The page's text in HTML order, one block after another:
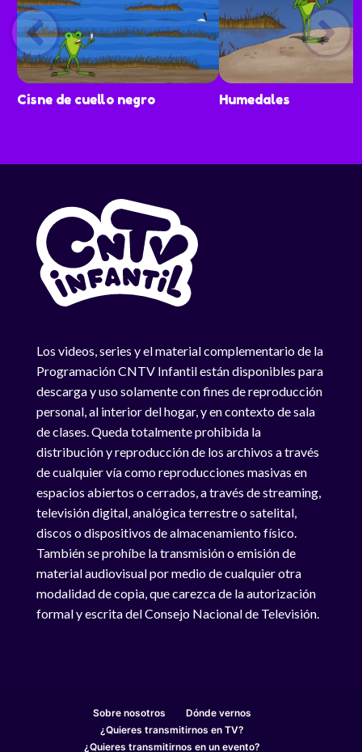
Cisne de cuello negro Humedales
Los videos, series y el material complementario de la
Programación CNTV Infantil están disponibles para
descarga y uso solamente con fines de reproducción
personal, al interior del hogar, y en contexto de sala
de clases. Queda totalmente prohibida la
distribución y reproducción de los archivos a través
de cualquier vía como reproducciones masivas en
espacios abiertos o cerrados, a través de streaming,
televisión digital, analógica terrestre o satelital,
discos o dispositivos de almacenamiento físico.
También se prohíbe la transmisión o emisión de
material audiovisual por medio de cualquier otra
modalidad de copia, que carezca de la autorización
formal y escrita del Consejo Nacional de Televisión.
Sobre nosotros
Dónde vernos
¿Quieres transmitirnos en TV?
¿Quieres transmitirnos en un evento?